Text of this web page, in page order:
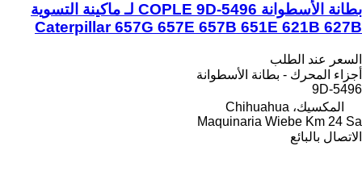
بطانة الأسطوانة COPLE 9D-5496 لـ ماكينة التسوية
Caterpillar 657G 657E 657B 651E 621B 627B
السعر عند الطلب
أجزاء المحرك - بطانة الأسطوانة
9D-5496
المكسيك، Chihuahua
Maquinaria Wiebe Km 24 Sa
الاتصال بالبائع